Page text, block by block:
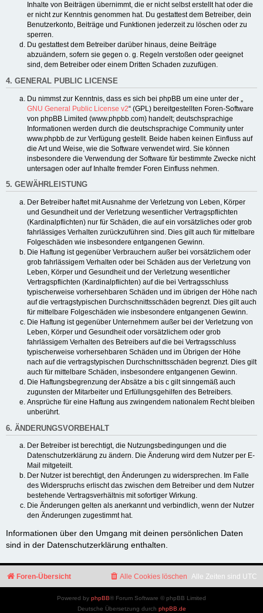
Inhalte von Beiträgen übernimmt, die er nicht selbst erstellt hat oder die
er nicht zur Kenntnis genommen hat. Du gestattest dem Betreiber, dein
Benutzerkonto, Beiträge und Funktionen jederzeit zu löschen oder zu
sperren.
Du gestattest dem Betreiber darüber hinaus, deine Beiträge
abzuändern, sofern sie gegen o. g. Regeln verstoßen oder geeignet
sind, dem Betreiber oder einem Dritten Schaden zuzufügen.
4. GENERAL PUBLIC LICENSE
Du nimmst zur Kenntnis, dass es sich bei phpBB um eine unter der „
GNU General Public License v2“ (GPL) bereitgestellten Foren-Software
von phpBB Limited (www.phpbb.com) handelt; deutschsprachige
Informationen werden durch die deutschsprachige Community unter
www.phpbb.de zur Verfügung gestellt. Beide haben keinen Einfluss auf
die Art und Weise, wie die Software verwendet wird. Sie können
insbesondere die Verwendung der Software für bestimmte Zwecke nicht
untersagen oder auf Inhalte fremder Foren Einfluss nehmen.
5. GEWÄHRLEISTUNG
Der Betreiber haftet mit Ausnahme der Verletzung von Leben, Körper
und Gesundheit und der Verletzung wesentlicher Vertragspflichten
(Kardinalpflichten) nur für Schäden, die auf ein vorsätzliches oder grob
fahrlässiges Verhalten zurückzuführen sind. Dies gilt auch für mittelbare
Folgeschäden wie insbesondere entgangenen Gewinn.
Die Haftung ist gegenüber Verbrauchern außer bei vorsätzlichem oder
grob fahrlässigem Verhalten oder bei Schäden aus der Verletzung von
Leben, Körper und Gesundheit und der Verletzung wesentlicher
Vertragspflichten (Kardinalpflichten) auf die bei Vertragsschluss
typischerweise vorhersehbaren Schäden und im übrigen der Höhe nach
auf die vertragstypischen Durchschnittsschäden begrenzt. Dies gilt auch
für mittelbare Folgeschäden wie insbesondere entgangenen Gewinn.
Die Haftung ist gegenüber Unternehmern außer bei der Verletzung von
Leben, Körper und Gesundheit oder vorsätzlichem oder grob
fahrlässigem Verhalten des Betreibers auf die bei Vertragsschluss
typischerweise vorhersehbaren Schäden und im Übrigen der Höhe
nach auf die vertragstypischen Durchschnittsschäden begrenzt. Dies gilt
auch für mittelbare Schäden, insbesondere entgangenen Gewinn.
Die Haftungsbegrenzung der Absätze a bis c gilt sinngemäß auch
zugunsten der Mitarbeiter und Erfüllungsgehilfen des Betreibers.
Ansprüche für eine Haftung aus zwingendem nationalem Recht bleiben
unberührt.
6. ÄNDERUNGSVORBEHALT
Der Betreiber ist berechtigt, die Nutzungsbedingungen und die
Datenschutzerklärung zu ändern. Die Änderung wird dem Nutzer per E-
Mail mitgeteilt.
Der Nutzer ist berechtigt, den Änderungen zu widersprechen. Im Falle
des Widerspruchs erlischt das zwischen dem Betreiber und dem Nutzer
bestehende Vertragsverhältnis mit sofortiger Wirkung.
Die Änderungen gelten als anerkannt und verbindlich, wenn der Nutzer
den Änderungen zugestimmt hat.
Informationen über den Umgang mit deinen persönlichen Daten
sind in der Datenschutzerklärung enthalten.
Foren-Übersicht Alle Zeiten sind UTC
Alle Cookies löschen
Powered by phpBB® Forum Software © phpBB Limited
Deutsche Übersetzung durch phpBB.de